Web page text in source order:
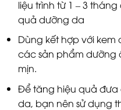
liệu trình từ 1 – 3
quả dưỡng da
Dùng kết hợp với
các sản phẩm dưỡng
mịn.
Để tăng hiệu quả
da, bạn nên sử dụng